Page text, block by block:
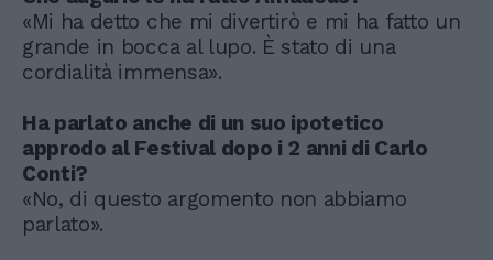
«Mi ha detto che mi divertirò e mi ha fatto un
grande in bocca al lupo. È stato di una
cordialità immensa».
Ha parlato anche di un suo ipotetico
approdo al Festival dopo i 2 anni di Carlo
Conti?
«No, di questo argomento non abbiamo
parlato».